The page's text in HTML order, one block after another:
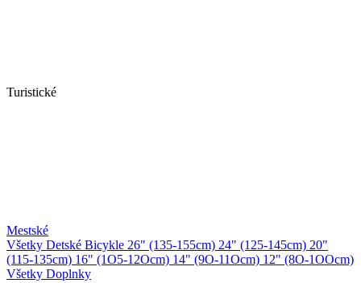
Turistické
Mestské
Všetky Detské Bicykle 26" (135-155cm) 24" (125-145cm) 20"
(115-135cm) 16" (1O5-12Ocm) 14" (9O-11Ocm) 12" (8O-1OOcm)
Všetky Doplnky